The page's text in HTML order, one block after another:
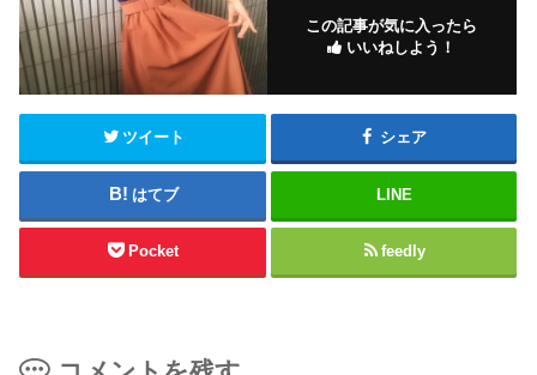
この記事が気に入ったら
いいねしよう！
ツイート シェア
はてブ LINE
Pocket feedly